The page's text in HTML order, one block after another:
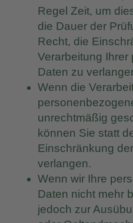
Regel Zeit, um
die Dauer der
Recht, die
Verarbeitung
Daten zu
Wenn die
unrechtmäßig
können Sie statt
Einschränkung
verlangen.
Wenn wir Ihre
Daten nicht mehr
jedoch zur